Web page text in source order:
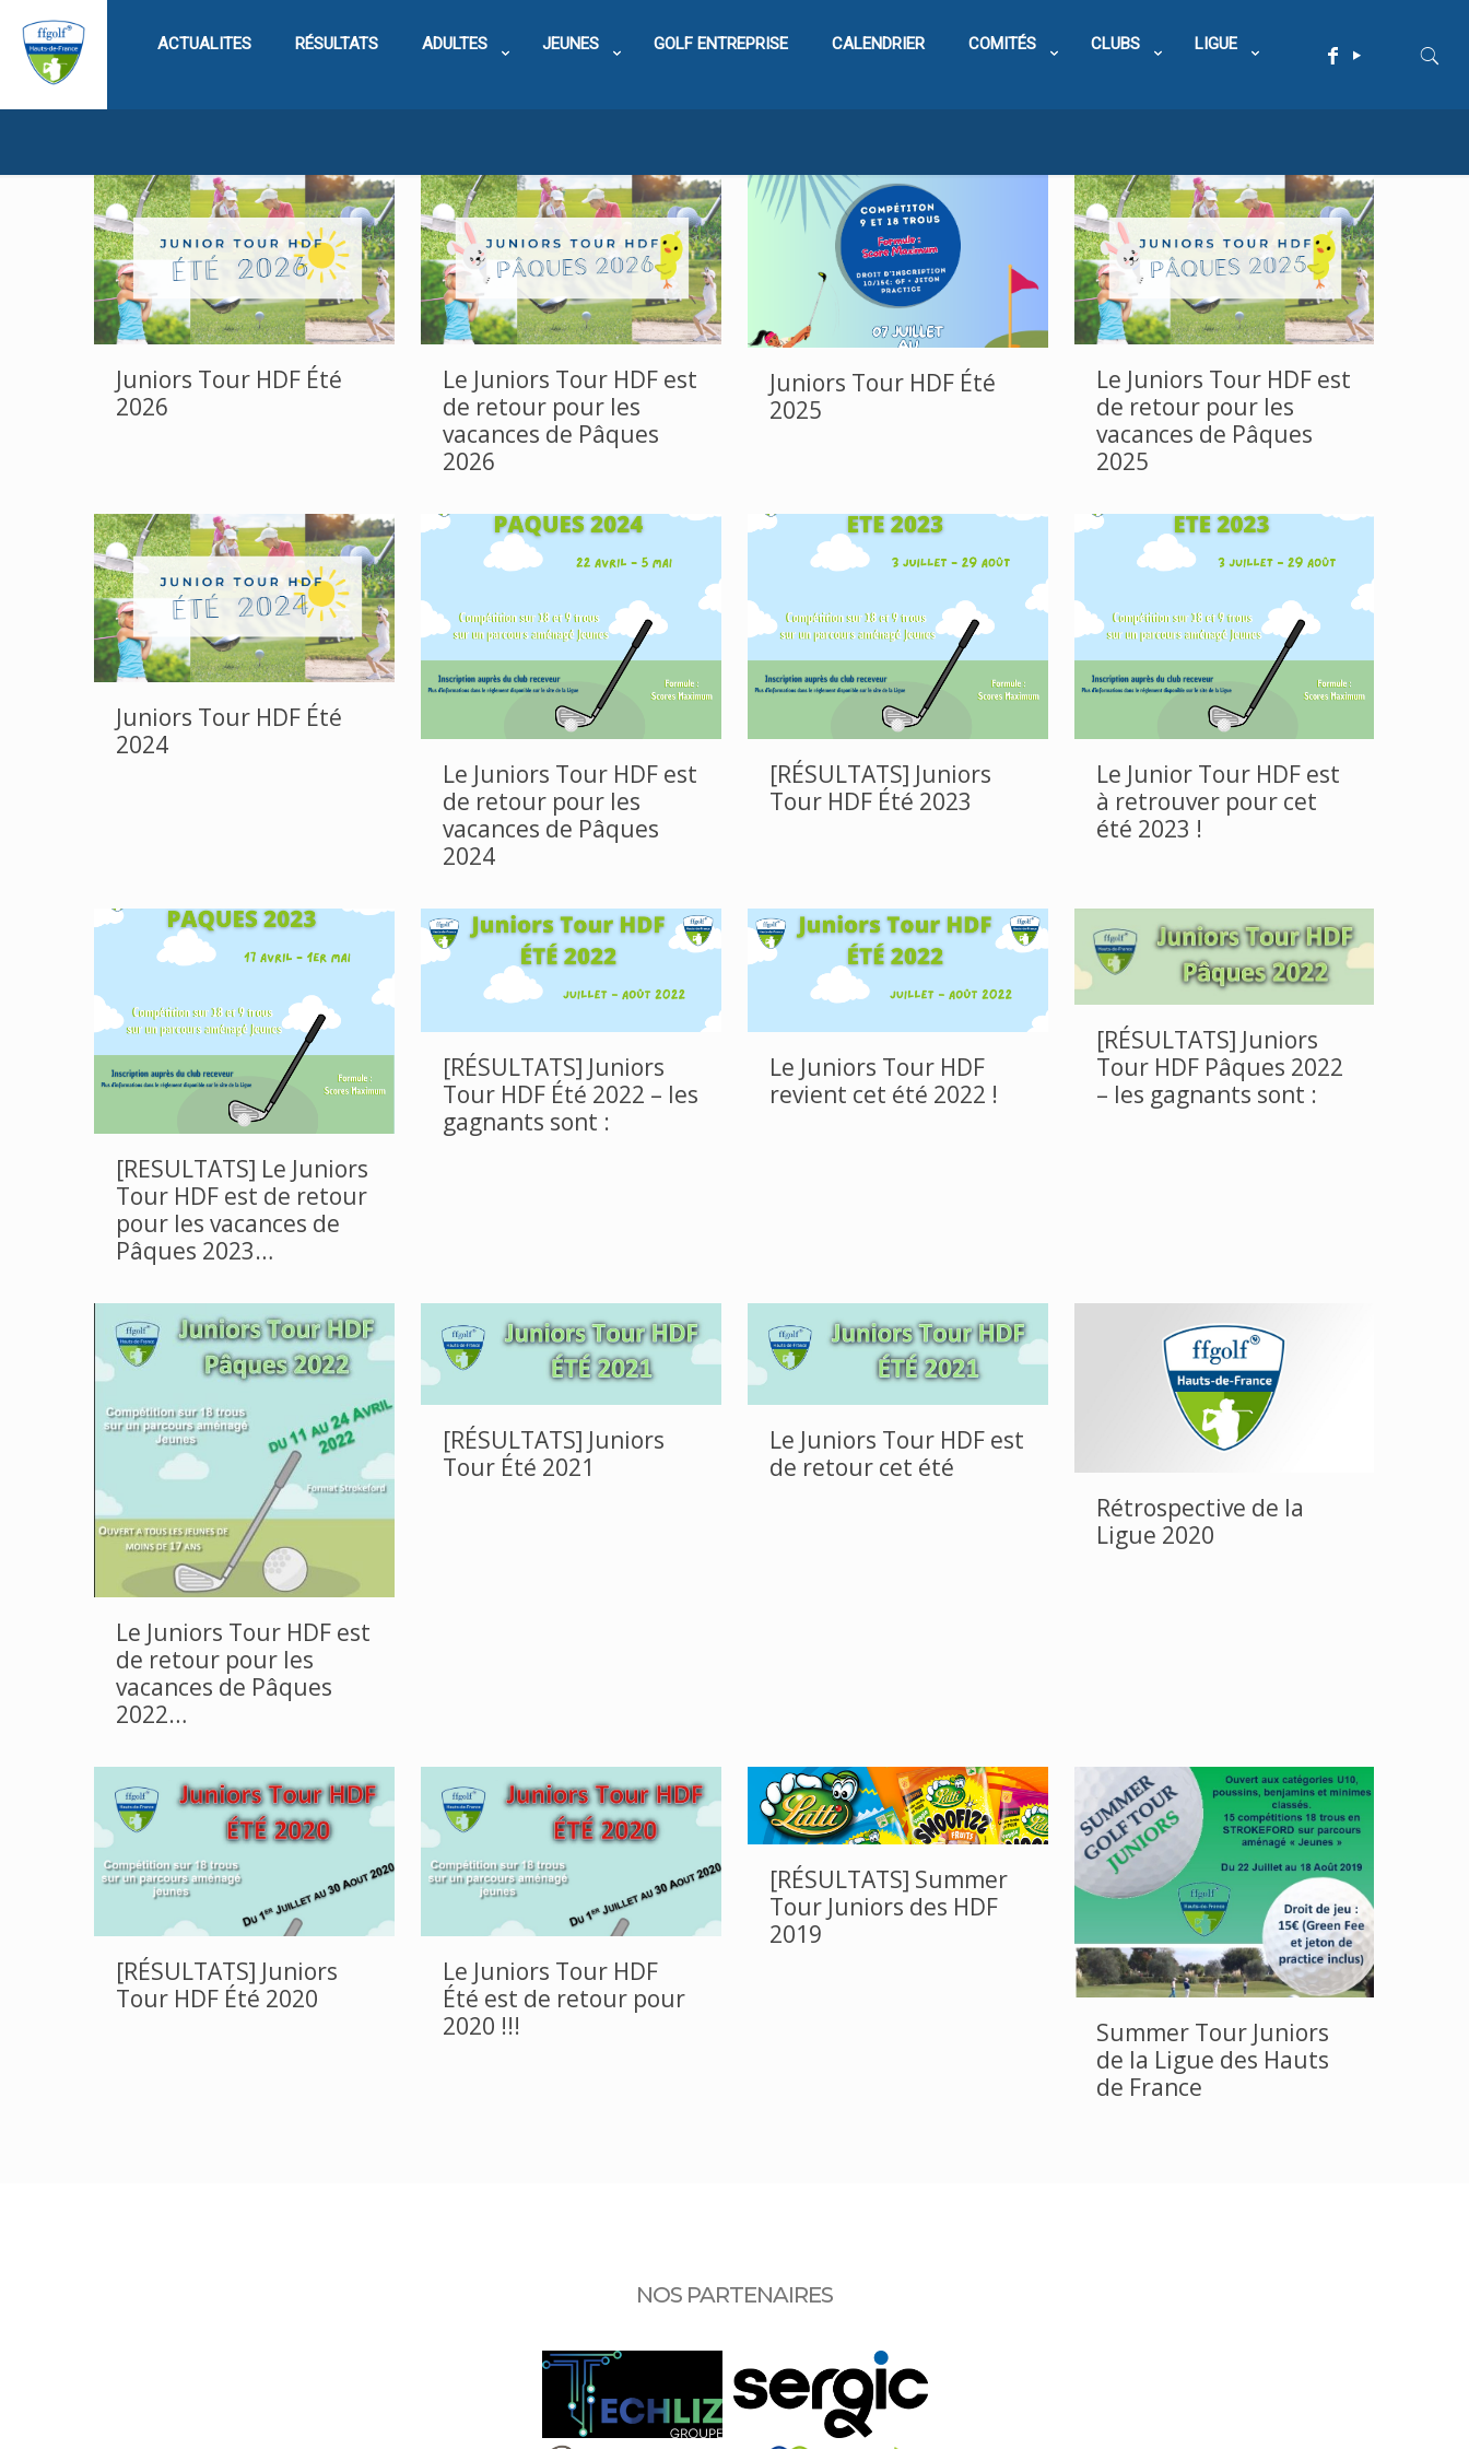
ACTUALITES RÉSULTATS ADULTES JEUNES GOLF ENTREPRISE CALENDRIER COMITÉS CLUBS LIGUE
Juniors Tour HDF Été
2026
Le Juniors Tour HDF est
de retour pour les
vacances de Pâques
2026
Juniors Tour HDF Été
2025
Le Juniors Tour HDF est
de retour pour les
vacances de Pâques
2025
Juniors Tour HDF Été
2024
Le Juniors Tour HDF est
de retour pour les
vacances de Pâques
2024
[RÉSULTATS] Juniors
Tour HDF Été 2023
Le Junior Tour HDF est
à retrouver pour cet
été 2023 !
[RESULTATS] Le Juniors
Tour HDF est de retour
pour les vacances de
Pâques 2023…
[RÉSULTATS] Juniors
Tour HDF Été 2022 – les
gagnants sont :
Le Juniors Tour HDF
revient cet été 2022 !
[RÉSULTATS] Juniors
Tour HDF Pâques 2022
– les gagnants sont :
Le Juniors Tour HDF est
de retour pour les
vacances de Pâques
2022…
[RÉSULTATS] Juniors
Tour Été 2021
Le Juniors Tour HDF est
de retour cet été
Rétrospective de la
Ligue 2020
[RÉSULTATS] Juniors
Tour HDF Été 2020
Le Juniors Tour HDF
Été est de retour pour
2020 !!!
[RÉSULTATS] Summer
Tour Juniors des HDF
2019
Summer Tour Juniors
de la Ligue des Hauts
de France
NOS PARTENAIRES